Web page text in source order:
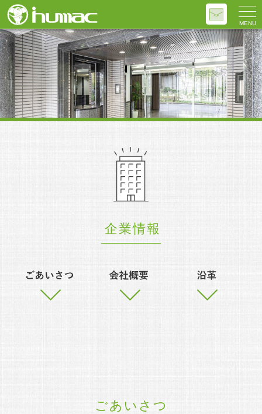
企業情報
ごあいさつ
MENU